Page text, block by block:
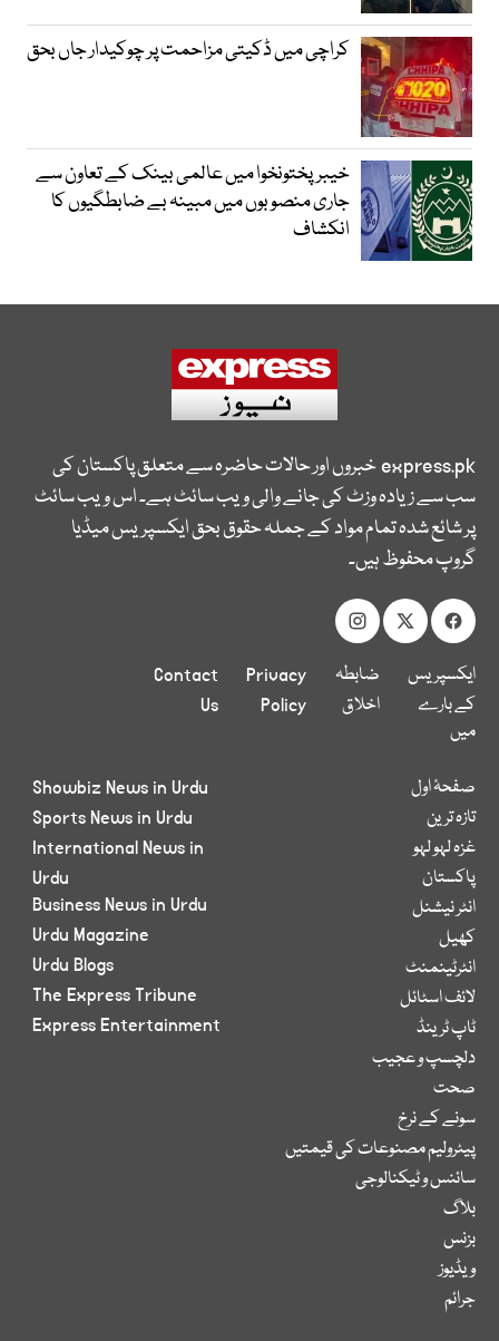
کراچی میں ڈکیتی مزاحمت پر چوکیدار جاں بحق
خیبرپختونخوا میں عالمی بینک کے تعاون سے
جاری منصوبوں میں مبینہ بے ضابطگیوں کا
انکشاف
express.pkخبروں اور حالات حاضرہ سے متعلق پاکستان کی
سب سے زیادہ وزٹ کی جانے والی ویب سائٹ ہے۔ اس ویب سائٹ
پر شائع شدہ تمام مواد کے جملہ حقوق بحق ایکسپریس میڈیا
گروپ محفوظ ہیں۔
ایکسپریس
کے بارے
میں
ضابطہ
اخلاق
Privacy
Policy
Contact
Us
صفحۂ اول
تازہ ترین
غزہ لہو لہو
پاکستان
انٹر نیشنل
کھیل
انٹرٹینمنٹ
لائف اسٹائل
ٹاپ ٹرینڈ
دلچسپ و عجیب
صحت
سونے کے نرخ
پیٹرولیم مصنوعات کی قیمتیں
سائنس و ٹیکنالوجی
بلاگ
بزنس
ویڈیوز
جرائم
Showbiz News in Urdu
Sports News in Urdu
International News in
Urdu
Business News in Urdu
Urdu Magazine
Urdu Blogs
The Express Tribune
Express Entertainment